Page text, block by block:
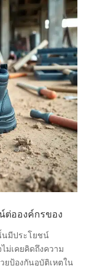
ต่อองค์กรของ
นมีประโยชน์
ม่เคยคิดถึงความ
ยป้องกันอุบัติเหตุใน